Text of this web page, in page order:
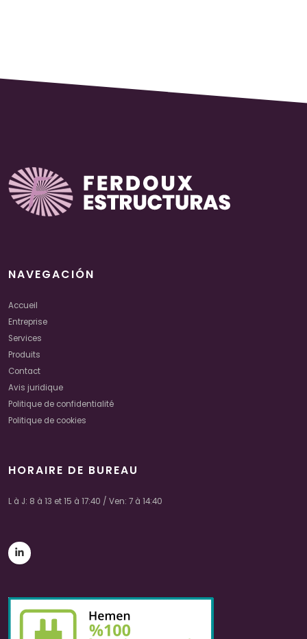
NAVEGACIÓN
Accueil
Entreprise
Services
Produits
Contact
Avis juridique
Politique de confidentialité
Politique de cookies
HORAIRE DE BUREAU
L à J: 8 à 13 et 15 à 17:40 / Ven: 7 à 14:40